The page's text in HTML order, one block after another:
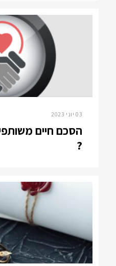
03 יוני 2023
הסכם חיים
?